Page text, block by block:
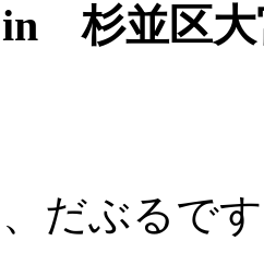
杉並区
だぶるで